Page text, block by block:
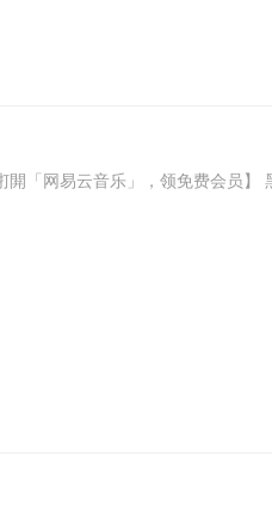
「网易云音乐」，领免费会员